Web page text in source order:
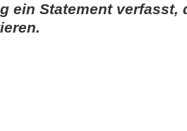
ein Statement verfasst,